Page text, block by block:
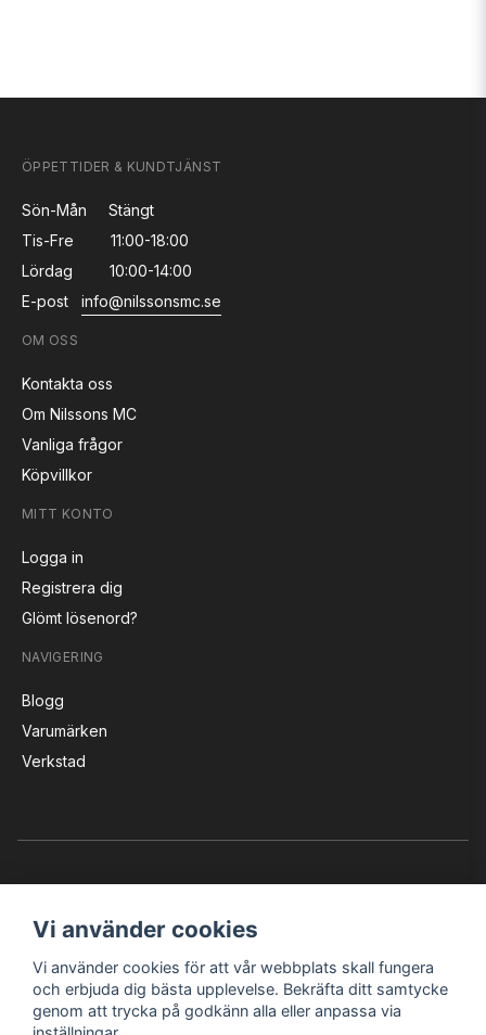
ÖPPETTIDER & KUNDTJÄNST
Sön-Mån
Stängt
Tis-Fre
11:00-18:00
Lördag
10:00-14:00
E-post
info@nilssonsmc.se
OM OSS
Kontakta oss
Om Nilssons MC
Vanliga frågor
Köpvillkor
MITT KONTO
Logga in
Registrera dig
Glömt lösenord?
NAVIGERING
Blogg
Varumärken
Verkstad
Instagram Facebook YouTube
Vi använder cookies
Vi använder cookies för att vår webbplats skall fungera
och erbjuda dig bästa upplevelse. Bekräfta ditt samtycke
genom att trycka på godkänn alla eller anpassa via